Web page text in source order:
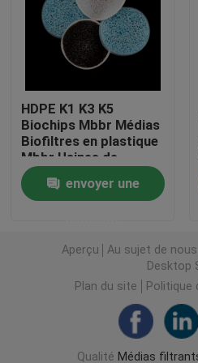
Filtres en plastique
Filtreur flottant
Filtreur de cellules
Les médias de filtrage K1
Réacteur à biofilm
Filtreur à billes biologiques
HDPE K1 K3 K5
Biochips Mbbr Médias
Biofiltres en plastique
Mbbr Usines de
traitement des eaux
usées envoyer une
Aperçu Au sujet de nous
Desktop
Plan du site
Politique
Qualité Médias